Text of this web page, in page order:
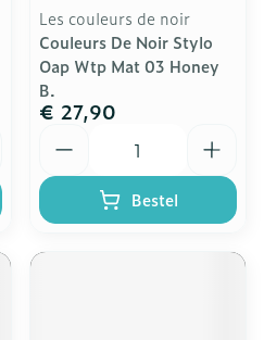
Les couleurs de noir
Couleurs De Noir Stylo
Oap Wtp Mat 03 Honey
B.
€ 27,90
Bestel